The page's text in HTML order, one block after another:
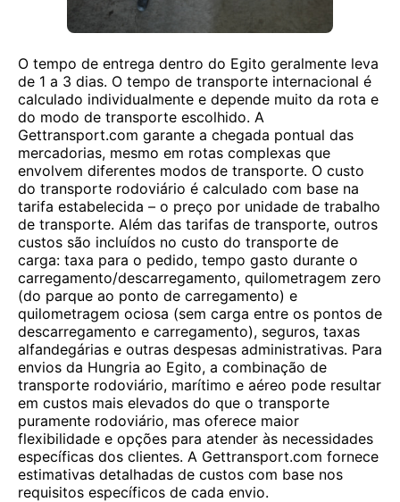
O tempo de entrega dentro do Egito geralmente leva
de 1 a 3 dias. O tempo de transporte internacional é
calculado individualmente e depende muito da rota e
do modo de transporte escolhido. A
Gettransport.com garante a chegada pontual das
mercadorias, mesmo em rotas complexas que
envolvem diferentes modos de transporte. O custo
do transporte rodoviário é calculado com base na
tarifa estabelecida – o preço por unidade de trabalho
de transporte. Além das tarifas de transporte, outros
custos são incluídos no custo do transporte de
carga: taxa para o pedido, tempo gasto durante o
carregamento/descarregamento, quilometragem zero
(do parque ao ponto de carregamento) e
quilometragem ociosa (sem carga entre os pontos de
descarregamento e carregamento), seguros, taxas
alfandegárias e outras despesas administrativas. Para
envios da Hungria ao Egito, a combinação de
transporte rodoviário, marítimo e aéreo pode resultar
em custos mais elevados do que o transporte
puramente rodoviário, mas oferece maior
flexibilidade e opções para atender às necessidades
específicas dos clientes. A Gettransport.com fornece
estimativas detalhadas de custos com base nos
requisitos específicos de cada envio.